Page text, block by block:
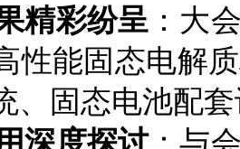
彩纷呈 ：大
性能固态电解
、固态电池配
度探讨：与